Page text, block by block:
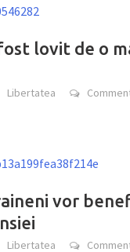
lovit de o
Libertatea
vor
Libertatea